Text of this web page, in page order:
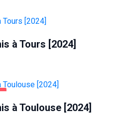
à Tours [2024]
à Toulouse [2024]